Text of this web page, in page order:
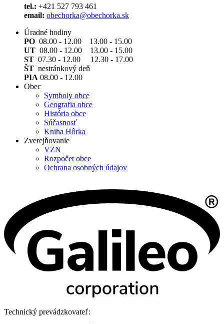
tel.: +421 527 793 461
email: obechorka@obechorka.sk
Úradné hodiny
PO 08.00 - 12.00 13.00 - 15.00
UT 08.00 - 12.00 13.00 - 15.00
ST 07.30 - 12.00 12.30 - 17.00
ŠT nestránkový deň
PIA 08.00 - 12.00
Obec
Symboly obce
Geografia obce
História obce
Súčasnosť
Kniha Hôrka
Zverejňovanie
VZN
Rozpočet obce
Ochrana osobných údajov
Technický prevádzkovateľ: